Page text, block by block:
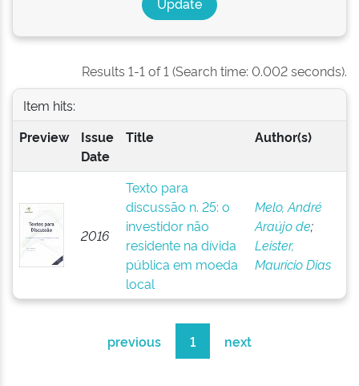
Results 1-1 of 1 (Search time: 0.002 seconds).
Item hits:
Preview
Issue
Date
Title Author(s)
2016
Texto para
discussão n. 25: o
investidor não
residente na dívida
pública em moeda
local
Melo, André
Araújo de;
Leister,
Maurício Dias
previous 1 next